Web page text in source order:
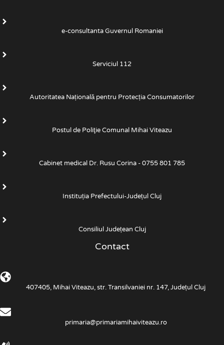
e-consultanta Guvernul Romaniei
Serviciul 112
Autoritatea Națională pentru Protecția Consumatorilor
Postul de Poliţie Comunal Mihai Viteazu
Cabinet medical Dr. Rusu Corina - 0755 801 785
Instituția Prefectului-Județul Cluj
Consiliul Județean Cluj
Contact
407405, Mihai Viteazu, str. Transilvaniei nr. 147, Județul Cluj
primaria@primariamihaiviteazu.ro